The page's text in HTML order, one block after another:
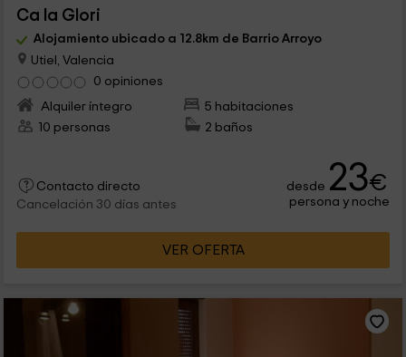
Ca la Glori
Alojamiento ubicado a 12.8km de Barrio Arroyo
Utiel, Valencia
0 opiniones
Alquiler íntegro
5 habitaciones
10 personas
2 baños
Contacto directo
Cancelación 30 días antes
desde 23€
persona y noche
VER OFERTA